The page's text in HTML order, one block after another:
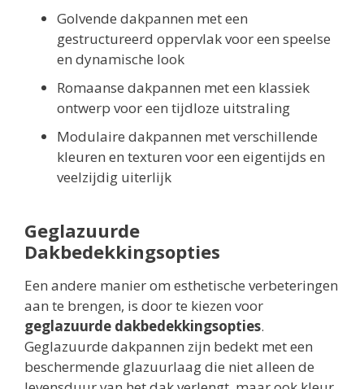
Golvende dakpannen met een
gestructureerd oppervlak voor een speelse
en dynamische look
Romaanse dakpannen met een klassiek
ontwerp voor een tijdloze uitstraling
Modulaire dakpannen met verschillende
kleuren en texturen voor een eigentijds en
veelzijdig uiterlijk
Geglazuurde
Dakbedekkingsopties
Een andere manier om esthetische verbeteringen
aan te brengen, is door te kiezen voor
geglazuurde dakbedekkingsopties.
Geglazuurde dakpannen zijn bedekt met een
beschermende glazuurlaag die niet alleen de